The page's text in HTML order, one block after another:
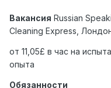
Вакансия Russian
Cleaning Express,
от 11,05£ в час на
опыта
Обязанности